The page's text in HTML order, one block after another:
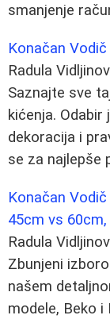
smanjenje
Konačan
Radula
Saznajte sve
kićenja. Odabir
dekoracija i
se za najlepše
Konačan
45cm vs
Radula
Zbunjeni
našem
modele, Beko